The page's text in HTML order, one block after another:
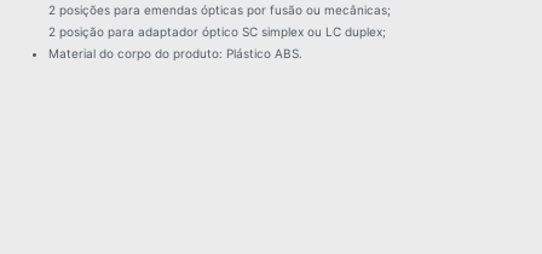
2 posições para emendas ópticas por fusão ou mecânicas;
2 posição para adaptador óptico SC simplex ou LC duplex;
Material do corpo do produto: Plástico ABS.